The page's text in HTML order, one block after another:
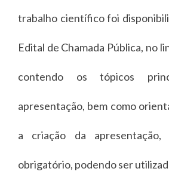
trabalho científico foi
Edital de Chamada Pública, no
contendo os tópicos
apresentação, bem como
a criação da
obrigatório, podendo ser